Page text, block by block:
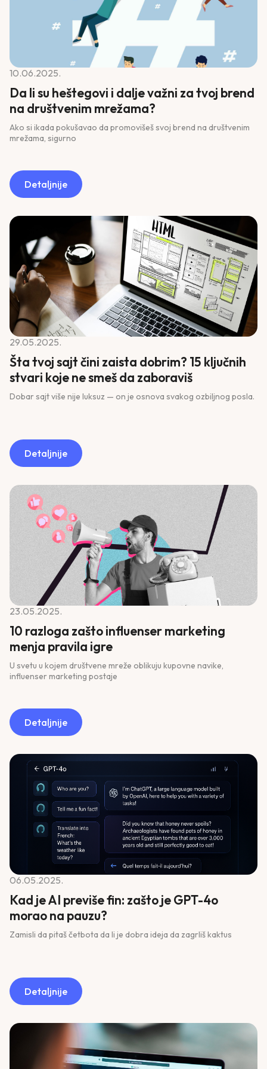
10.06.2025.
Da li su heštegovi i dalje važni za tvoj brend
na društvenim mrežama?
Ako si ikada pokušavao da promovišeš svoj brend na društvenim
mrežama, sigurno
Detaljnije
29.05.2025.
Šta tvoj sajt čini zaista dobrim? 15 ključnih
stvari koje ne smeš da zaboraviš
Dobar sajt više nije luksuz — on je osnova svakog ozbiljnog posla.
Detaljnije
23.05.2025.
10 razloga zašto influenser marketing
menja pravila igre
U svetu u kojem društvene mreže oblikuju kupovne navike,
influenser marketing postaje
Detaljnije
06.05.2025.
Kad je AI previše fin: zašto je GPT-4o
morao na pauzu?
Zamisli da pitaš četbota da li je dobra ideja da zagrliš kaktus
Detaljnije